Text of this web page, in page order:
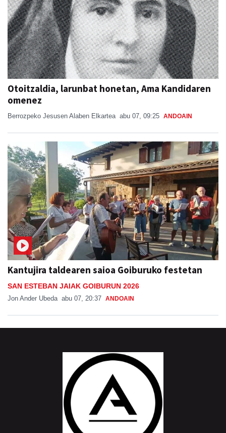
Otoitzaldia, larunbat honetan, Ama Kandidaren
omenez
Berrozpeko Jesusen Alaben Elkartea abu 07, 09:25 ANDOAIN
Kantujira taldearen saioa Goiburuko festetan
SAN ESTEBAN JAIAK GOIBURUN 2026
Jon Ander Ubeda abu 07, 20:37 ANDOAIN